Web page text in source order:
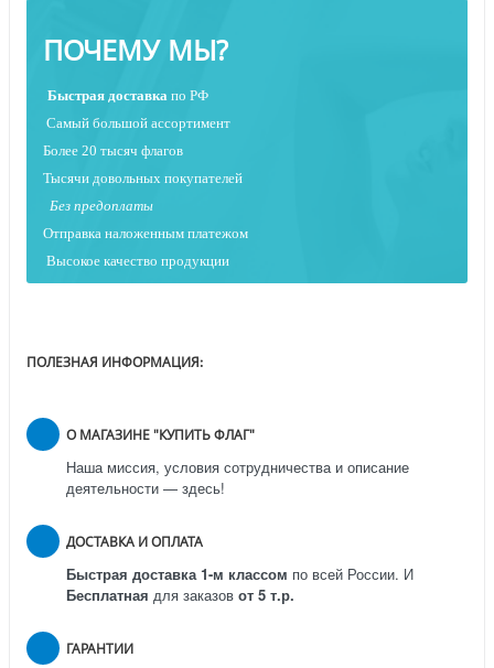
ПОЧЕМУ МЫ?
Быстрая доставка по РФ
Самый большой ассортимент
Более 20 тысяч флагов
Тысячи довольных покупателей
Без предоплаты
Отправка наложенным платежом
Высокое качество продукции
ПОЛЕЗНАЯ ИНФОРМАЦИЯ:
О МАГАЗИНЕ "КУПИТЬ ФЛАГ"
Наша миссия, условия сотрудничества и описание
деятельности — здесь!
ДОСТАВКА И ОПЛАТА
Быстрая доставка 1-м классом по всей России. И
Бесплатная для заказов от 5 т.р.
ГАРАНТИИ